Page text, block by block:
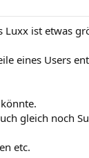
Luxx ist etwas
eines Users
gleich noch
etc.